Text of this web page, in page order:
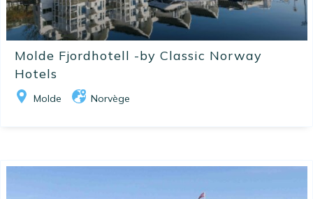
Molde Fjordhotell -by Classic Norway
Hotels
Molde Norvège